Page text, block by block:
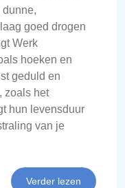
dunne,
goed drogen
Werk
hoeken en
geduld en
zoals het
hun levensduur
van je
Verder lezen